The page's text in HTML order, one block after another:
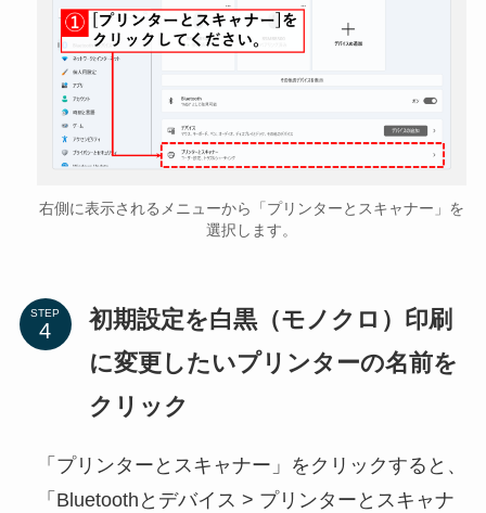
右側に表示されるメニューから「プリンターとスキャナー」を
選択します。
STEP
初期設定を白黒（モノクロ）印刷
に変更したいプリンターの名前を
クリック
「プリンターとスキャナー」をクリックすると、
「Bluetoothとデバイス > プリンターとスキャナ